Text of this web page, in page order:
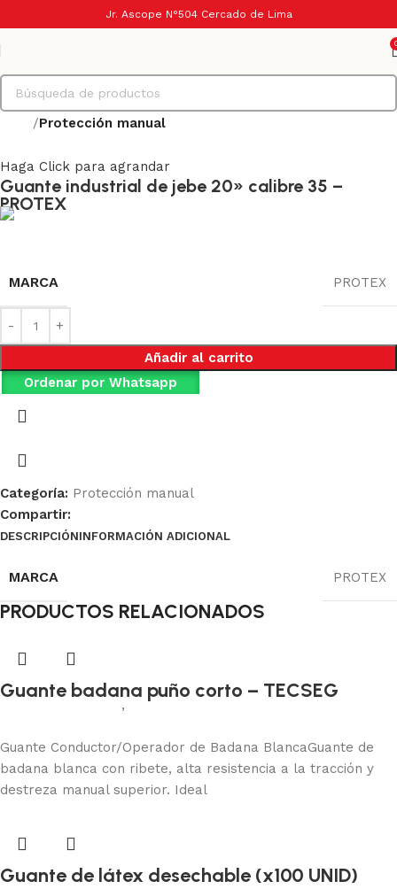
Jr. Ascope N°504 Cercado de Lima
Protección manual
Haga Click para agrandar
Guante industrial de jebe 20» calibre 35 –
PROTEX
MARCA PROTEX
Añadir al carrito
Ordenar por Whatsapp
Categoría: Protección manual
Compartir:
DESCRIPCIÓNINFORMACIÓN ADICIONAL
MARCA
PROTEX
PRODUCTOS RELACIONADOS
Guante badana puño corto – TECSEG
,
Badana
Guante Conductor/Operador de Badana BlancaGuante de
badana blanca con ribete, alta resistencia a la tracción y
destreza manual superior. Ideal
Guante de látex desechable (x100 UNID)